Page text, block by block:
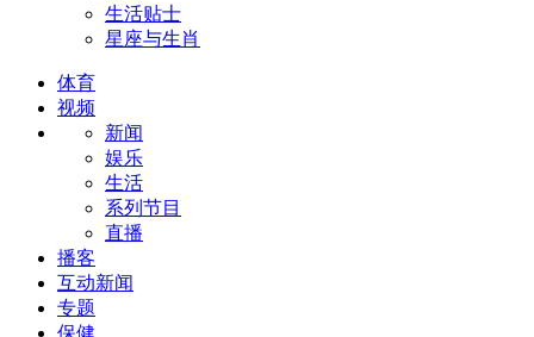
生活贴士
星座与生肖
体育
视频
新闻
娱乐
生活
系列节目
直播
播客
互动新闻
专题
保健